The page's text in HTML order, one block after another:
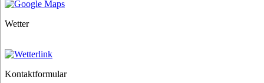
Wetter
Kontaktformular